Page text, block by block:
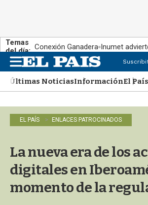
Temas
del día: Conexión Ganadera Inumet
n
uÚltimas NoticiasInformaciónEl
EL PAÍS ENLACES PATROCINADOS
La nueva era de los
digitales en
momento de la